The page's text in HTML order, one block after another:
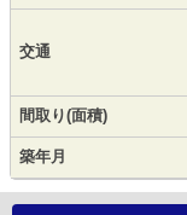
交通
間取り(面積)
築年月